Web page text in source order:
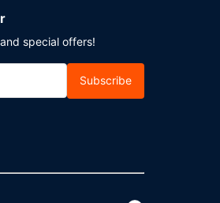
special offers!
Subscribe